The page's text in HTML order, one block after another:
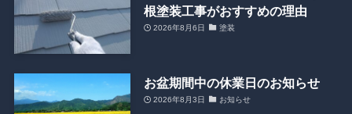
根塗装工事がおすすめの理由
2026年8月6日 塗装
お盆期間中の休業日のお知らせ
2026年8月3日 お知らせ